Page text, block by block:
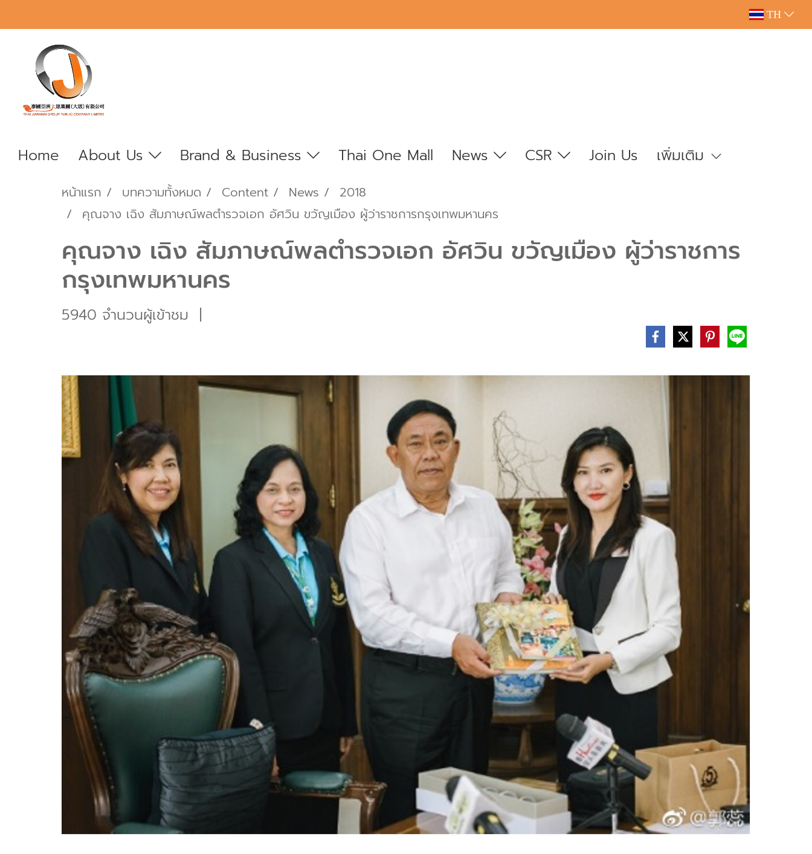
TH
Home About Us Brand & Business Thai One Mall News CSR Join Us เพิ่มเติม
หน้าแรก บทความทั้งหมด Content News
2018
คุณจาง เฉิง สัมภาษณ์พลตำรวจเอก อัศวิน ขวัญเมือง ผู้ว่าราชการกรุงเทพมหานคร
คุณจาง เฉิง สัมภาษณ์พลตำรวจเอก อัศวิน ขวัญเมือง ผู้ว่าราชการ
กรุงเทพมหานคร
5940 จำนวนผู้เข้าชม |